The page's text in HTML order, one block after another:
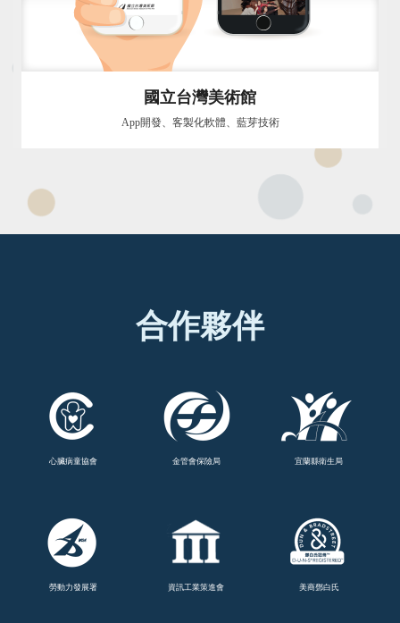
國立台灣美術館
App開發、客製化軟體、藍芽技術
合作夥伴
心臟病童協會 金管會保險局 宜蘭縣衛生局
勞動力發展署 資訊工業策進會 美商鄧白氏